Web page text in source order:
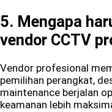
5. Mengapa
vendor CCTV
Vendor profesional
pemilihan perangkat,
maintenance berjalan
keamanan lebih